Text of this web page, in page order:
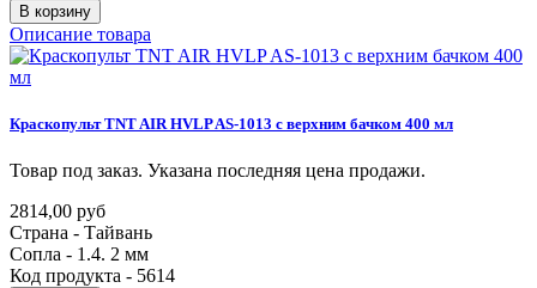
В корзину
Описание товара
Краскопульт TNTAIR HVLPAS-1013 с верхним бачком 400 мл
Товар под заказ. Указана последняя цена продажи.
2814,00 руб
Страна - Тайвань
Сопла - 1.4. 2 мм
Код продукта - 5614